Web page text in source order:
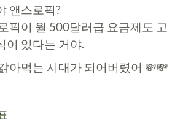
앤스로픽?
픽이 월 500달러급 요금제도 고
이 있다는 거야.
아먹는 시대가 되어버렸어 💸💸